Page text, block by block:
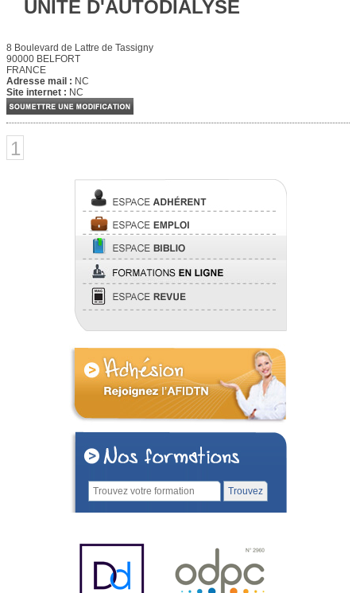
UNITÉ D'AUTODIALYSE
8 Boulevard de Lattre de Tassigny
90000 BELFORT
FRANCE
Adresse mail : NC
Site internet : NC
1